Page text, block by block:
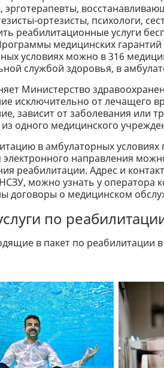
эрготерапевты,
ортезисты, психологи,
реабилитационные услуги
медицинских
условиях можно в 316
службой здоровья, в
Министерство
исключительно от лечащего
зависит от заболевания или
одного медицинского
в амбулаторных
электронного направления
реабилитации. Адрес и
можно узнать у
договоры о медицинском
по
в пакет по реабилитации